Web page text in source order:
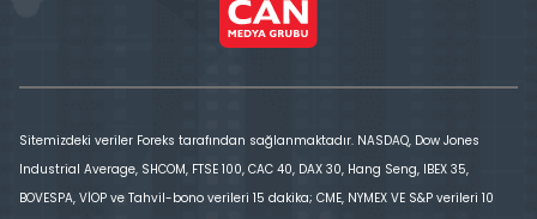
Sitemizdeki veriler Foreks tarafından sağlanmaktadır. NASDAQ, Dow Jones
Industrial Average, SHCOM, FTSE 100, CAC 40, DAX 30, Hang Seng, IBEX 35,
BOVESPA, VİOP ve Tahvil-bono verileri 15 dakika; CME, NYMEX VE S&P verileri 10